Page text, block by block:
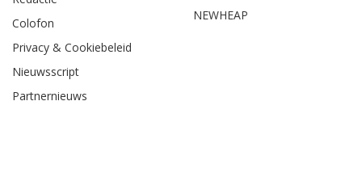
Colofon
Privacy & Cookiebeleid
Nieuwsscript
Partnernieuws
NEWHEAP